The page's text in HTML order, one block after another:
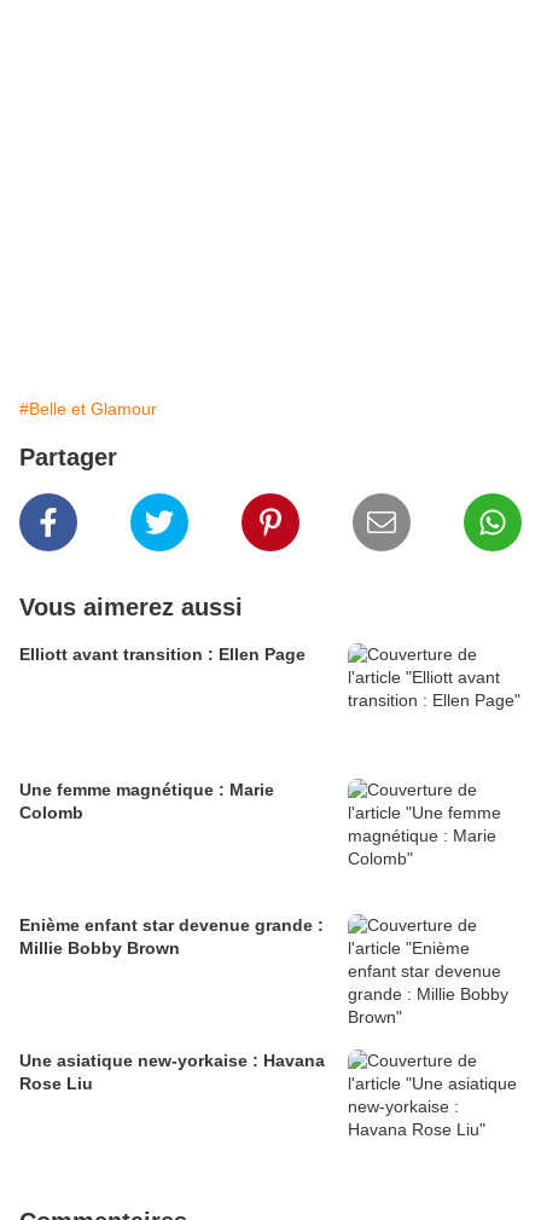
#Belle et Glamour
Partager
Vous aimerez aussi
Elliott avant transition : Ellen Page
Une femme magnétique : Marie
Colomb
Enième enfant star devenue grande :
Millie Bobby Brown
Une asiatique new-yorkaise : Havana
Rose Liu